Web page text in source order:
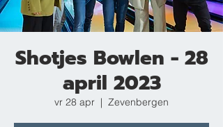
Shotjes Bowlen - 28
april 2023
vr 28 apr
  |
Zevenbergen